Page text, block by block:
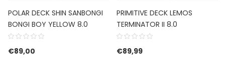
POLAR DECK SHIN SANBONGI
BONGI BOY YELLOW 8.0
€89,00
PRIMITIVE DECK LEMOS
TERMINATOR II 8.0
€89,99